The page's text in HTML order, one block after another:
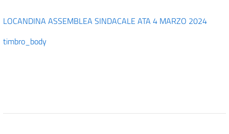
LOCANDINA ASSEMBLEA SINDACALE ATA 4 MARZO 2024
timbro_body